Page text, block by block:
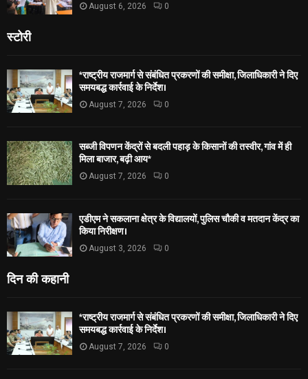
August 6, 2026 0
स्टोरी
*राष्ट्रीय राजमार्ग से संबंधित प्रकरणों की समीक्षा, जिलाधिकारी ने दिए
समयबद्ध कार्रवाई के निर्देश।
August 7, 2026 0
सब्जी विपणन केंद्रों से बदली पहाड़ के किसानों की तस्वीर, गांव में ही
मिला बाजार, बढ़ी आय*
August 7, 2026 0
एडीएम ने सकलाना क्षेत्र के विद्यालयों, पुलिस चौकी व मतदान केंद्र का
किया निरीक्षण।
August 3, 2026 0
दिन की कहानी
*राष्ट्रीय राजमार्ग से संबंधित प्रकरणों की समीक्षा, जिलाधिकारी ने दिए
समयबद्ध कार्रवाई के निर्देश।
August 7, 2026 0